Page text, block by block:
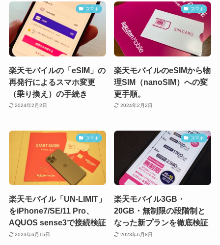
スマホ
楽天モバイルの「eSIM」の
再発行によるスマホ変更
（乗り換え）の手続き
2024年2月2日
スマホ
楽天モバイルのeSIMから物
理SIM（nanoSIM）への変
更手順。
2024年2月2日
スマホ
楽天モバイル「UN-LIMIT」
をiPhone7/SE/11 Pro、
AQUOS sense3で接続検証
2023年6月15日
スマホ
楽天モバイル3GB・
20GB・無制限の段階制と
なった新プランを徹底検証
2023年6月8日